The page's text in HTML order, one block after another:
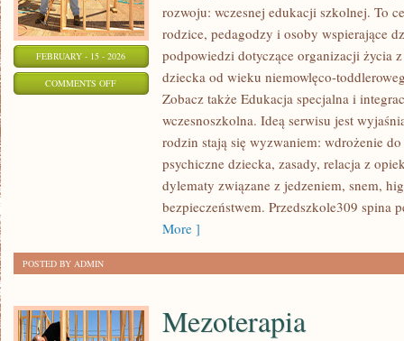
FEBRUARY - 15 - 2026
COMMENTS OFFON
PROBLEMY
WYCHOWAWCZE
rozwoju: wczesnej edukacji szkolnej. To
rodzice, pedagodzy i osoby wspierające
podpowiedzi dotyczące organizacji życia
dziecka od wieku niemowlęco-
Zobacz także Edukacja specjalna i
wczesnoszkolna. Ideą serwisu jest
rodzin stają się wyzwaniem: wdrożenie
psychiczne dziecka, zasady, relacja z
dylematy związane z jedzeniem, snem,
bezpieczeństwem. Przedszkole309 spina
More ]
POSTED BY ADMIN
Mezoterapia